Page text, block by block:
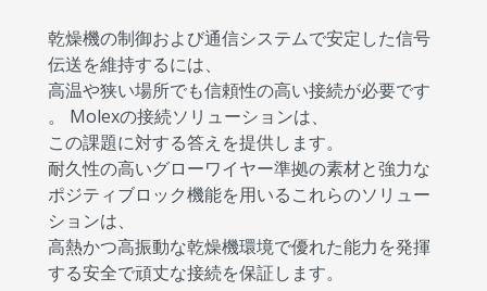
乾燥機の制御および通信システムで安定した信号
伝送を維持するには、
高温や狭い場所でも信頼性の高い接続が必要です
。 Molexの接続ソリューションは、
この課題に対する答えを提供します。
耐久性の高いグローワイヤー準拠の素材と強力な
ポジティブロック機能を用いるこれらのソリュー
ションは、
高熱かつ高振動な乾燥機環境で優れた能力を発揮
する安全で頑丈な接続を保証します。